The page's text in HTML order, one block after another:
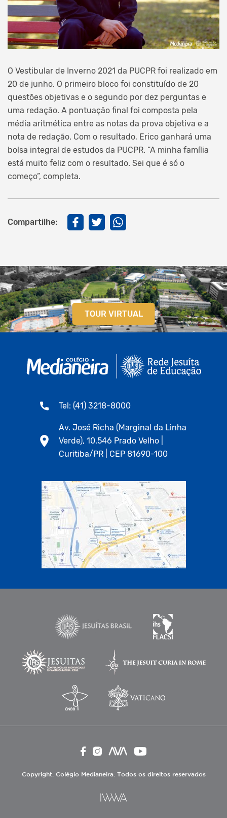
O Vestibular de Inverno 2021 da PUCPR foi realizado em
20 de junho. O primeiro bloco foi constituído de 20
questões objetivas e o segundo por dez perguntas e
uma redação. A pontuação final foi composta pela
média aritmética entre as notas da prova objetiva e a
nota de redação. Com o resultado, Erico ganhará uma
bolsa integral de estudos da PUCPR. “A minha família
está muito feliz com o resultado. Sei que é só o
começo”, completa.
Compartilhe:
TOUR VIRTUAL
Tel: (41) 3218-8000
Av. José Richa (Marginal da Linha
Verde), 10.546 Prado Velho |
Curitiba/PR | CEP 81690-100
Copyright. Colégio Medianeira. Todos os direitos reservados